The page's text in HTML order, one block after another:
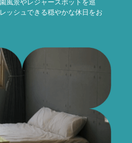
風景やレジャースポットを巡
ッシュできる穏やかな休日をお